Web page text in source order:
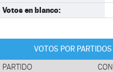
Votos en blanco:
VOTOS POR
PARTIDO